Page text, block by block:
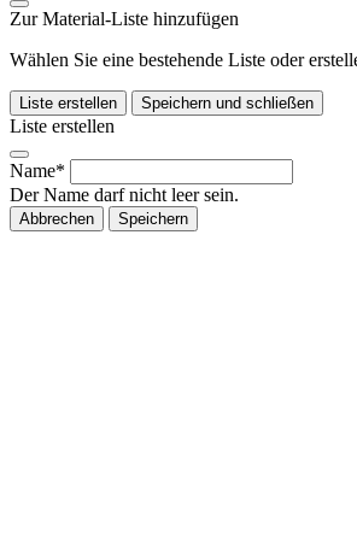
Zur Material-Liste hinzufügen
Wählen Sie eine bestehende Liste oder
Liste erstellen Speichern und schließen
Liste erstellen
Name*
Der Name darf nicht leer sein.
Abbrechen Speichern